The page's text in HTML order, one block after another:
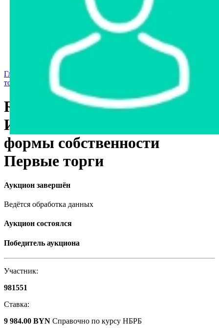
Арестованное имущество
Реестр несостоявшихся торгов
Реестр переоценок
Государственное имущество
Главная страница
торгов
Транспорт
Renault Kangoo, 2007
Имущество государственной
формы собственности
Первые торги
Аукцион завершён
Ведётся обработка данных
Аукцион состоялся
Победитель аукциона
Участник:
981551
Ставка:
9 984.00 BYN Справочно по курсу НБРБ